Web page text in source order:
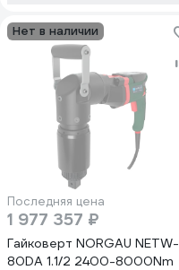
Нет в наличии
Последняя цена
1 977 357 ₽
Гайковерт NORGAU NETW-
80DA 1.1/2 2400-8000Nm